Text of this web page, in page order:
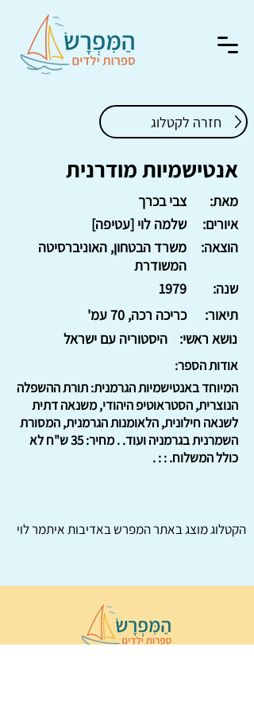
חזרה לקטלוג
אנטישמיות מודרנית
צבי בכרך
מאת:
שלמה לוי [עטיפה]
איורים:
משרד הבטחון, האוניברסיטה
המשודרת
הוצאה:
1979
שנה:
כריכה רכה, 70 עמ'
תיאור:
היסטוריה עם ישראל
נושא ראשי:
אודות הספר:
המיוחד באנטישמיות הגרמנית: תורת ההשפלה
הנוצרית, הסטראוטיפ היהודי, משנאה דתית
לשנאה חילונית, הלאומנות הגרמנית, המסורת
השמרנית בגרמניה ועוד. . מחיר: 35 ש"ח לא
כולל המשלוח. : : .
הקטלוג מוצג באתרהמפרשבאדיבות איתמר לוי